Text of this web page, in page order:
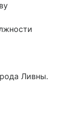
Ливны.